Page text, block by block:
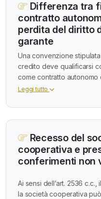
Differenza tra
contratto
perdita del diritto
garante
Una convenzione
credito deve qualificarsi
come contratto autonomo
Leggi tutto
Recesso del
cooperativa e
conferimenti non
Ai sensi dell’art. 2536
la società cooperativa